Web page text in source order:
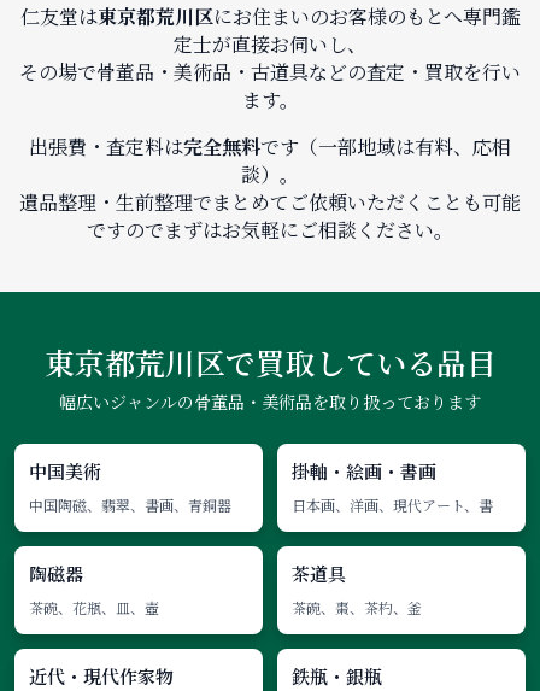
仁友堂は東京都荒川区にお住まいのお客様のもとへ専門鑑
定士が直接お伺いし、
その場で骨董品・美術品・古道具などの査定・買取を行い
ます。
出張費・査定料は完全無料です（一部地域は有料、応相
談）。
遺品整理・生前整理でまとめてご依頼いただくことも可能
ですのでまずはお気軽にご相談ください。
東京都荒川区で買取している品目
幅広いジャンルの骨董品・美術品を取り扱っております
中国美術
中国陶磁、翡翠、書画、青銅器
掛軸・絵画・書画
日本画、洋画、現代アート、書
陶磁器
茶碗、花瓶、皿、壺
茶道具
茶碗、棗、茶杓、釜
近代・現代作家物 鉄瓶・銀瓶